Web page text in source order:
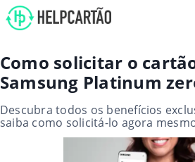
Como solicitar o
Samsung Platinum
Descubra todos os benefícios
saiba como solicitá-lo agora